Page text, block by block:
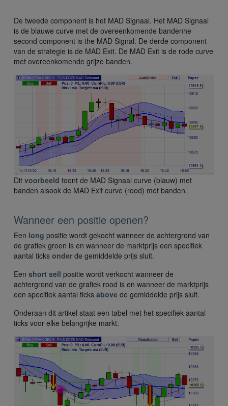
De tweede component is het MAD Signaal. Het MAD Signaal
is de blauwe curve met de overeenkomende bandenhe
second component is the MAD Signal. De derde component
van de strategie is de MAD Exit. De MAD Exit is de rode curve
met overeenkomende grijze banden.
Dit voorbeeld toont de MAD Signaal curve (blauw) met
banden alsook de MAD Exit curve (rood) met banden.
Wanneer een positie openen?
Een long positie wordt gekocht wanneer de achtergrond van
de grafiek groen is en wanneer de marktprijs een specifiek
aantal ticks onder de gemiddelde prijs sluit.
Een short sell positie wordt verkocht wanneer de
achtergrond van de grafiek rood is en wanneer de marktprijs
een specifiek aantal ticks above de gemiddelde prijs sluit.
Onderaan dit artikel staat een tabel met het specifiek aantal
ticks voor elke belangrijke markt.